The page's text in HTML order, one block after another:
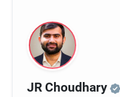
JR Choudhary